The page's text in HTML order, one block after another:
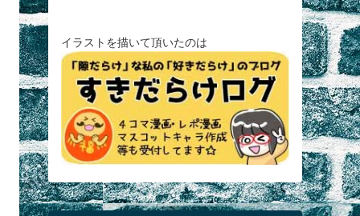
イラストを描いて頂いたのは